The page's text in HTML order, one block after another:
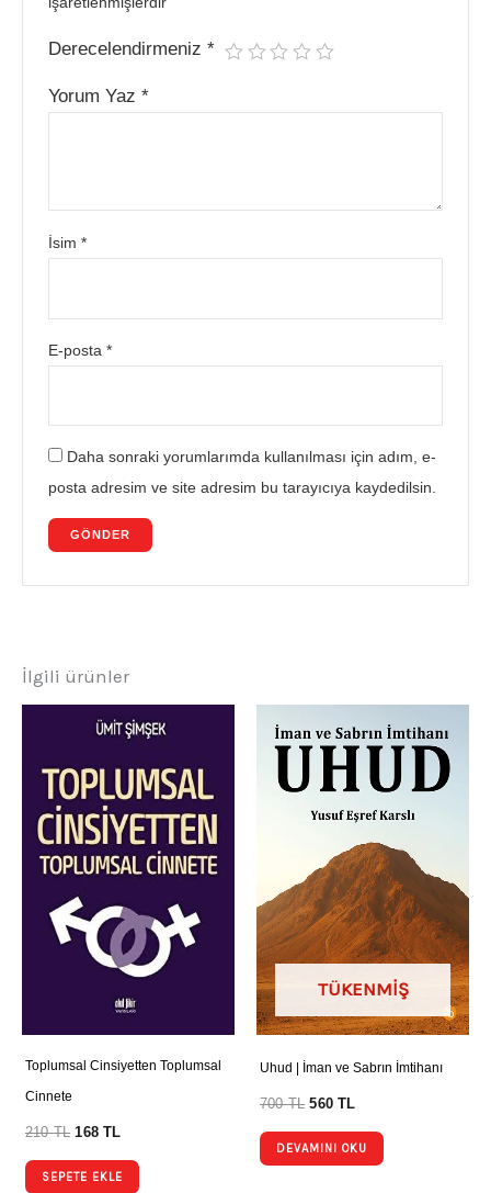
Derecelendirmeniz*
Yorum Yaz*
İsim*
E-posta*
Daha sonraki yorumlarımda kullanılması için adım, e-
posta adresim ve site adresim bu tarayıcıya kaydedilsin.
İlgili ürünler
Toplumsal Cinsiyetten Toplumsal
Cinnete
210TL 168TL
SEPETE EKLE
TÜKENMIŞ
Uhud | İman ve Sabrın İmtihanı
700TL 560TL
DEVAMINI OKU